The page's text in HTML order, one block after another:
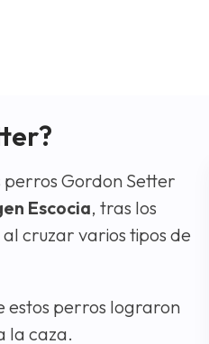
perros Gordon Setter
Escocia, tras los
cruzar varios tipos de
estos perros lograron
la caza.